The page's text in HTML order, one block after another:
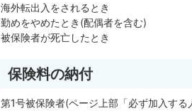
海外転出入をされるとき
勤めをやめたとき(配偶者を含む)
被保険者が死亡したとき
保険料の納付
第1号被保険者(ページ上部「必ず加入す